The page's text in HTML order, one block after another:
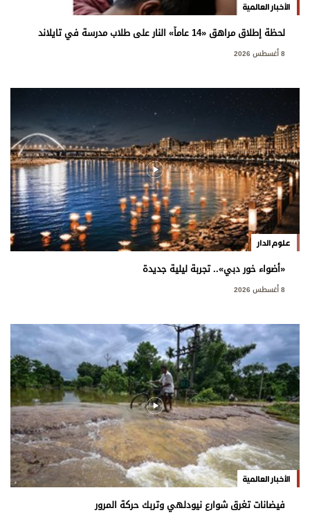
الأخبار العالمية
لحظة إطلاق مراهق «14 عاماً» النار على طلاب مدرسة في تايلاند
8 أغسطس 2026
علوم الدار
«أضواء خور دبي».. تجربة ليلية جديدة
8 أغسطس 2026
الأخبار العالمية
فيضانات تغرق شوارع نيودلهي وتربك حركة المرور